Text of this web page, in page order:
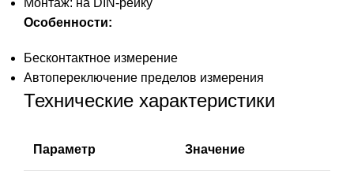
Монтаж: на DIN-рейку
Особенности:
Бесконтактное измерение
Автопереключение пределов измерения
Технические характеристики
Параметр Значение